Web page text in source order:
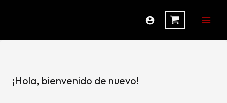
¡Hola, bienvenido de nuevo!